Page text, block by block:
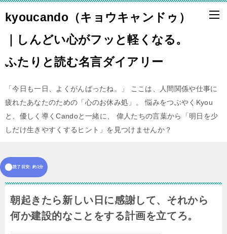
kyoucando（キョウキャンドゥ）
｜しんどい心がフッと軽くなる。
ふたりと読む名言ダイアリー
「今日も一日、よくがんばったね。」 ここは、人間関係や仕事に
疲れたあなたのための「心のお休み処」。 悩みをつぶやくKyou
と、優しく導くCandoと一緒に、 偉人たちの言葉から「明日を少
しだけ生きやすくするヒント」を見つけませんか？
読了目安: 約1分
朝起きたら新しい日に感謝して、それから
何か建設的なことをする計画を立てろ。